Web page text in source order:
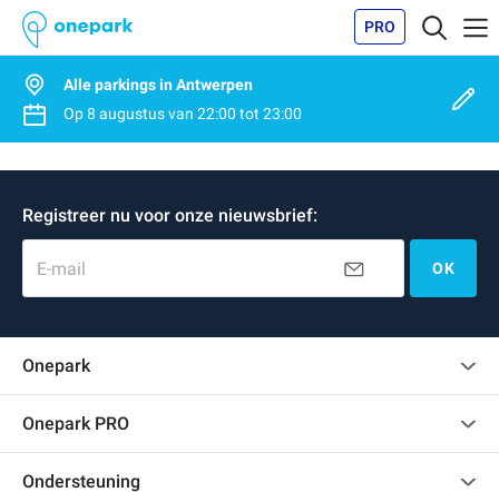
PRO
Alle parkings in Antwerpen
Op8 augustusvan 22:00 tot 23:00
Registreer nu voor onze nieuwsbrief:
E-mail OK
Onepark
Onepark PRO
Ondersteuning